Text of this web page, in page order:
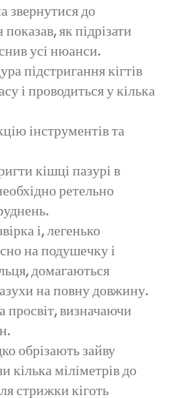
звернутися до
як підрізати
усі нюанси.
підстригання кігтів
і проводиться у кілька
інструментів та
кішці пазурі в
ретельно
і, легенько
на подушечку і
домагаються
на повну довжину.
просвіт, визначаючи
обрізають зайву
міліметрів до
стрижки кіготь